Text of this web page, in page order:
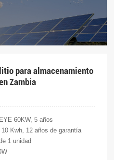
para almacenamiento
Zambia
60KW, 5 años
Kwh, 12 años de garantía
1 unidad